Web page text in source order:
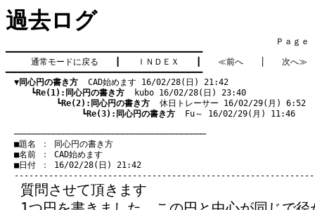
過去ログ
Ｐａｇｅ
━━━━━━━━━━━━━━━━━━━━━━━━━━━━━━━━━━━━━━━━
通常モードに戻る
ＩＮＤＥＸ ≪前へ
次へ≫
━━━━━━━━━━━━━━━━━━━━━━━━━━━━━━━━━━━━━━━━
▼同心円の書き方
  CAD始めます 16/02/28(日) 21:42
┗Re(1):同心円の書き方
  kubo 16/02/28(日) 23:40
┗Re(2):同心円の書き方
  休日トレーサー 16/02/29(月) 6:52
┗Re(3):同心円の書き方
  Fu～ 16/02/29(月) 11:46
───────────────────────────────────────
■題名 ： 同心円の書き方
■名前 ： CAD始めます
■日付 ： 16/02/28(日) 21:42
質問させて頂きます